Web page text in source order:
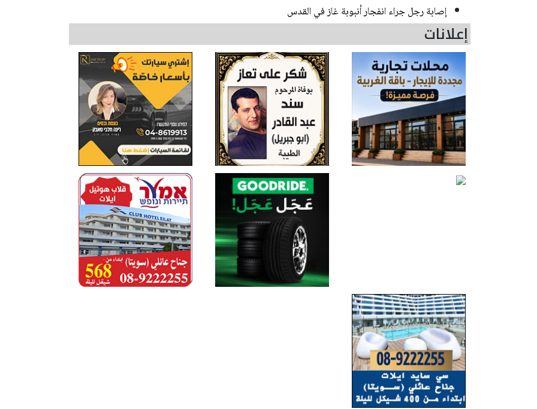
إصابة رجل جراء انفجار أنبوبة غاز في القدس
إعلانات